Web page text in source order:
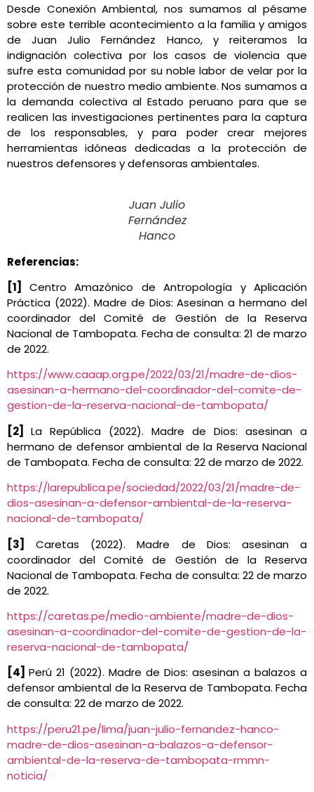
Desde Conexión Ambiental, nos sumamos al pésame
sobre este terrible acontecimiento a la familia y amigos
de Juan Julio Fernández Hanco, y reiteramos la
indignación colectiva por los casos de violencia que
sufre esta comunidad por su noble labor de velar por la
protección de nuestro medio ambiente. Nos sumamos a
la demanda colectiva al Estado peruano para que se
realicen las investigaciones pertinentes para la captura
de los responsables, y para poder crear mejores
herramientas idóneas dedicadas a la protección de
nuestros defensores y defensoras ambientales.
Juan Julio
Fernández
Hanco
Referencias:
[1] Centro Amazónico de Antropología y Aplicación
Práctica (2022). Madre de Dios: Asesinan a hermano del
coordinador del Comité de Gestión de la Reserva
Nacional de Tambopata. Fecha de consulta: 21 de marzo
de 2022.
https://www.caaap.org.pe/2022/03/21/madre-de-dios-
asesinan-a-hermano-del-coordinador-del-comite-de-
gestion-de-la-reserva-nacional-de-tambopata/
[2] La República (2022). Madre de Dios: asesinan a
hermano de defensor ambiental de la Reserva Nacional
de Tambopata. Fecha de consulta: 22 de marzo de 2022.
https://larepublica.pe/sociedad/2022/03/21/madre-de-
dios-asesinan-a-defensor-ambiental-de-la-reserva-
nacional-de-tambopata/
[3]
Caretas (2022). Madre de Dios: asesinan a
coordinador del Comité de Gestión de la Reserva
Nacional de Tambopata. Fecha de consulta: 22 de marzo
de 2022.
https://caretas.pe/medio-ambiente/madre-de-dios-
asesinan-a-coordinador-del-comite-de-gestion-de-la-
reserva-nacional-de-tambopata/
[4] Perú 21 (2022). Madre de Dios: asesinan a balazos a
defensor ambiental de la Reserva de Tambopata. Fecha
de consulta: 22 de marzo de 2022.
https://peru21.pe/lima/juan-julio-fernandez-hanco-
madre-de-dios-asesinan-a-balazos-a-defensor-
ambiental-de-la-reserva-de-tambopata-rmmn-
noticia/